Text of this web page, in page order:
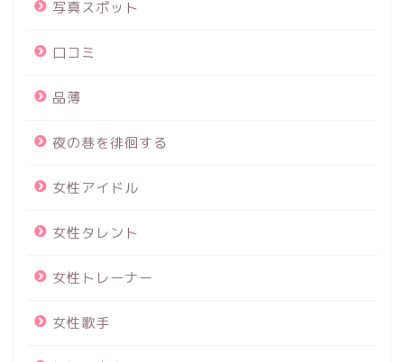
写真スポット
口コミ
品薄
夜の巷を徘徊する
女性アイドル
女性タレント
女性トレーナー
女性歌手